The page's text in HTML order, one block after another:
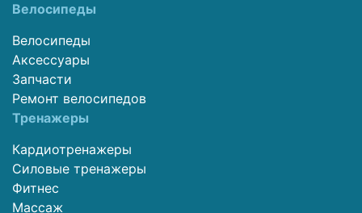
Велосипеды
Велосипеды
Аксессуары
Запчасти
Ремонт велосипедов
Тренажеры
Кардиотренажеры
Силовые тренажеры
Фитнес
Массаж